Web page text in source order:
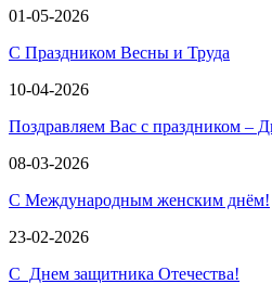
01-05-2026
С Праздником Весны и Труда
10-04-2026
Поздравляем Вас с праздником –
08-03-2026
С Международным женским днём!
23-02-2026
С Днем защитника Отечества!